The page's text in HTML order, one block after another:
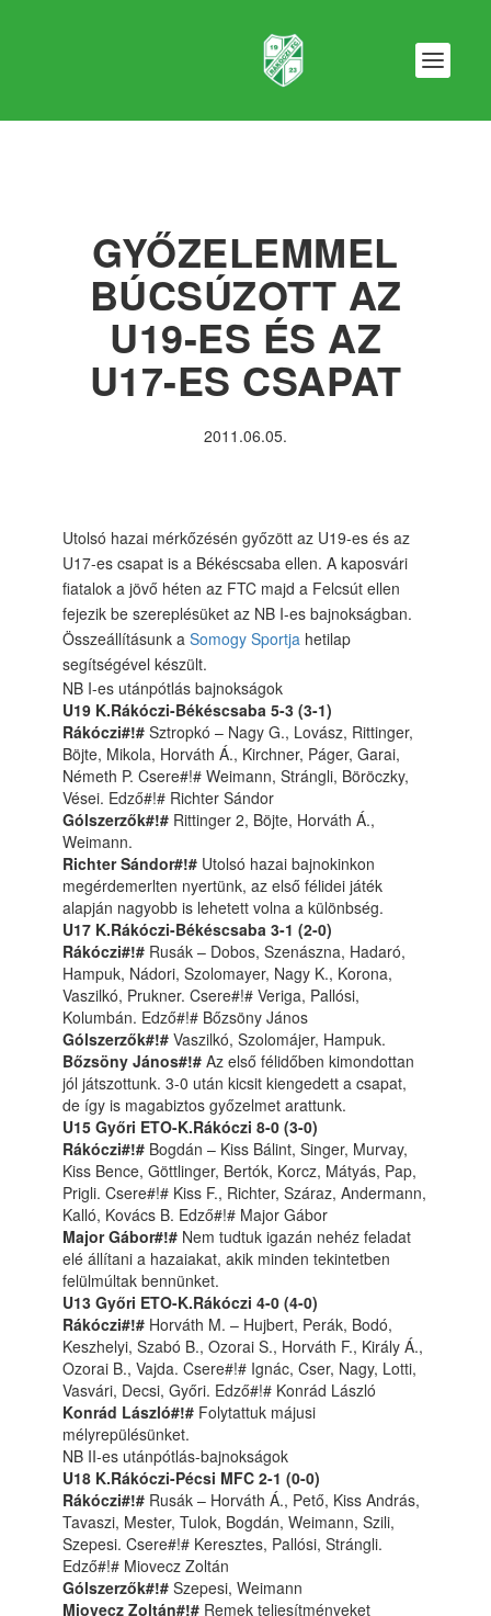
GYŐZELEMMEL
BÚCSÚZOTT AZ
U19-ES ÉS AZ
U17-ES CSAPAT
2011.06.05.
Utolsó hazai mérkőzésén győzött az U19-es és az
U17-es csapat is a Békéscsaba ellen. A kaposvári
fiatalok a jövő héten az FTC majd a Felcsút ellen
fejezik be szereplésüket az NB I-es bajnokságban.
Összeállításunk aSomogy Sportja hetilap
segítségével készült.
NB I-es utánpótlás bajnokságok
U19 K.Rákóczi-Békéscsaba 5-3 (3-1)
Rákóczi#!# Sztropkó – Nagy G., Lovász, Rittinger,
Böjte, Mikola, Horváth Á., Kirchner, Páger, Garai,
Németh P. Csere#!# Weimann, Strángli, Böröczky,
Vései. Edző#!# Richter Sándor
Gólszerzők#!# Rittinger 2, Böjte, Horváth Á.,
Weimann.
Richter Sándor#!# Utolsó hazai bajnokinkon
megérdemerlten nyertünk, az első félidei játék
alapján nagyobb is lehetett volna a különbség.
U17 K.Rákóczi-Békéscsaba 3-1 (2-0)
Rákóczi#!# Rusák – Dobos, Szenászna, Hadaró,
Hampuk, Nádori, Szolomayer, Nagy K., Korona,
Vaszilkó, Prukner. Csere#!# Veriga, Pallósi,
Kolumbán. Edző#!# Bőzsöny János
Gólszerzők#!# Vaszilkó, Szolomájer, Hampuk.
Bőzsöny János#!# Az első félidőben kimondottan
jól játszottunk. 3-0 után kicsit kiengedett a csapat,
de így is magabiztos győzelmet arattunk.
U15 Győri ETO-K.Rákóczi 8-0 (3-0)
Rákóczi#!# Bogdán – Kiss Bálint, Singer, Murvay,
Kiss Bence, Göttlinger, Bertók, Korcz, Mátyás, Pap,
Prigli. Csere#!# Kiss F., Richter, Száraz, Andermann,
Kalló, Kovács B. Edző#!# Major Gábor
Major Gábor#!# Nem tudtuk igazán nehéz feladat
elé állítani a hazaiakat, akik minden tekintetben
felülmúltak bennünket.
U13 Győri ETO-K.Rákóczi 4-0 (4-0)
Rákóczi#!# Horváth M. – Hujbert, Perák, Bodó,
Keszhelyi, Szabó B., Ozorai S., Horváth F., Király Á.,
Ozorai B., Vajda. Csere#!# Ignác, Cser, Nagy, Lotti,
Vasvári, Decsi, Győri. Edző#!# Konrád László
Konrád László#!# Folytattuk májusi
mélyrepülésünket.
NB II-es utánpótlás-bajnokságok
U18 K.Rákóczi-Pécsi MFC 2-1 (0-0)
Rákóczi#!# Rusák – Horváth Á., Pető, Kiss András,
Tavaszi, Mester, Tulok, Bogdán, Weimann, Szili,
Szepesi. Csere#!# Keresztes, Pallósi, Strángli.
Edző#!# Miovecz Zoltán
Gólszerzők#!# Szepesi, Weimann
Miovecz Zoltán#!# Remek teljesítményeket